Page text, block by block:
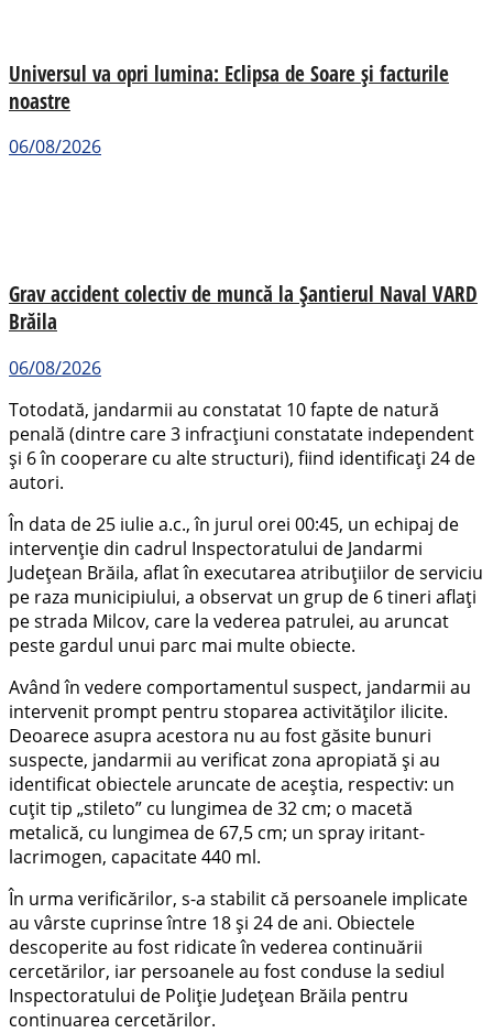
Universul va opri lumina: Eclipsa de Soare și facturile
noastre
06/08/2026
Grav accident colectiv de muncă la Șantierul Naval VARD
Brăila
06/08/2026
Totodată, jandarmii au constatat 10 fapte de natură
penală (dintre care 3 infracțiuni constatate independent
și 6 în cooperare cu alte structuri), fiind identificați 24 de
autori.
În data de 25 iulie a.c., în jurul orei 00:45, un echipaj de
intervenție din cadrul Inspectoratului de Jandarmi
Județean Brăila, aflat în executarea atribuțiilor de serviciu
pe raza municipiului, a observat un grup de 6 tineri aflați
pe strada Milcov, care la vederea patrulei, au aruncat
peste gardul unui parc mai multe obiecte.
Având în vedere comportamentul suspect, jandarmii au
intervenit prompt pentru stoparea activităților ilicite.
Deoarece asupra acestora nu au fost găsite bunuri
suspecte, jandarmii au verificat zona apropiată și au
identificat obiectele aruncate de aceștia, respectiv: un
cuțit tip „stileto” cu lungimea de 32 cm; o macetă
metalică, cu lungimea de 67,5 cm; un spray iritant-
lacrimogen, capacitate 440 ml.
În urma verificărilor, s-a stabilit că persoanele implicate
au vârste cuprinse între 18 și 24 de ani. Obiectele
descoperite au fost ridicate în vederea continuării
cercetărilor, iar persoanele au fost conduse la sediul
Inspectoratului de Poliție Județean Brăila pentru
continuarea cercetărilor.